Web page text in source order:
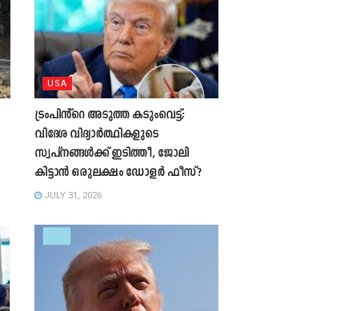
USA
ട്രംപിൻ്റെ അടുത്ത കടുംവെട്ട്;
വിദേശ വിദ്യാർത്ഥികളുടെ
സ്വപ്നങ്ങൾക്ക് ഇടിത്തീ, ജോലി
കിട്ടാൻ ഒരുലക്ഷം ഡോളർ ഫീസ്?
JULY 31, 2026